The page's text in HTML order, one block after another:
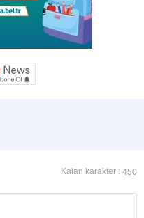
Kalan karakter : 450